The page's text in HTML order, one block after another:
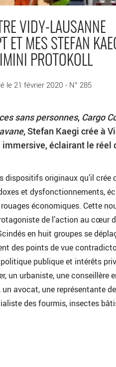
VIDY-LAUSANNE
ET MES STEFAN
PROTOKOLL
le 21 février 2020 - N° 285
sans personnes, Cargo
, Stefan Kaegi crée à
éclairant le réel
dispositifs originaux qu’il crée
et dysfonctionnements,
économiques. Cette
de l’action au cœur
en huit groupes se
des points de vue
publique et intérêts
un urbaniste, une conseillère
avocat, une représentante de
des fourmis, insectes